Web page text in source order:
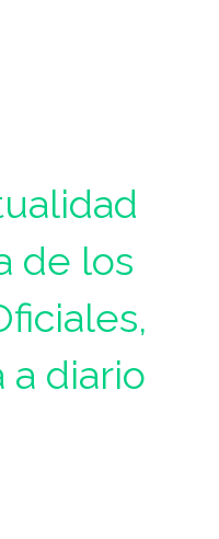
de los
a diario